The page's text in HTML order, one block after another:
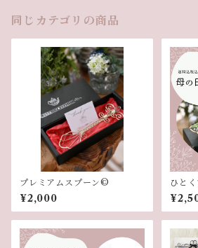
同じカテゴリの商品
プレミアムスプーン©︎
¥2,000
ひと